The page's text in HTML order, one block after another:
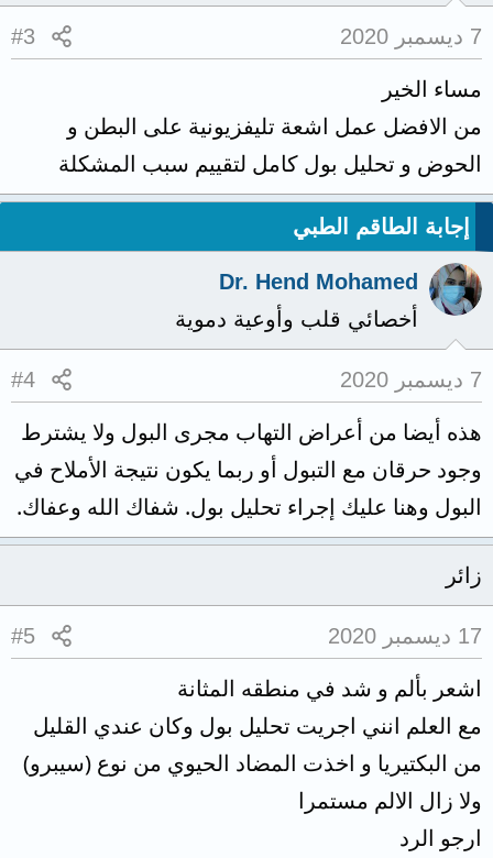
7 ديسمبر 2020 #3
مساء الخير
من الافضل عمل اشعة تليفزيونية على البطن و
الحوض و تحليل بول كامل لتقييم سبب المشكلة
إجابة الطاقم الطبي
Dr. Hend Mohamed
أخصائي قلب وأوعية دموية
7 ديسمبر 2020 #4
هذه أيضا من أعراض التهاب مجرى البول ولا يشترط
وجود حرقان مع التبول أو ربما يكون نتيجة الأملاح في
البول وهنا عليك إجراء تحليل بول. شفاك الله وعفاك.
زائر
17 ديسمبر 2020 #5
اشعر بألم و شد في منطقه المثانة
مع العلم انني اجريت تحليل بول وكان عندي القليل
من البكتيريا و اخذت المضاد الحيوي من نوع (سيبرو)
ولا زال الالم مستمرا
ارجو الرد